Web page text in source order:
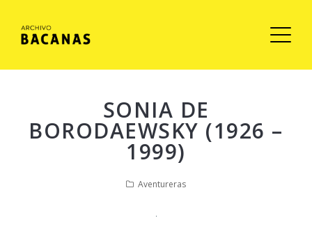
SONIA DE
BORODAEWSKY (1926 –
1999)
Aventureras